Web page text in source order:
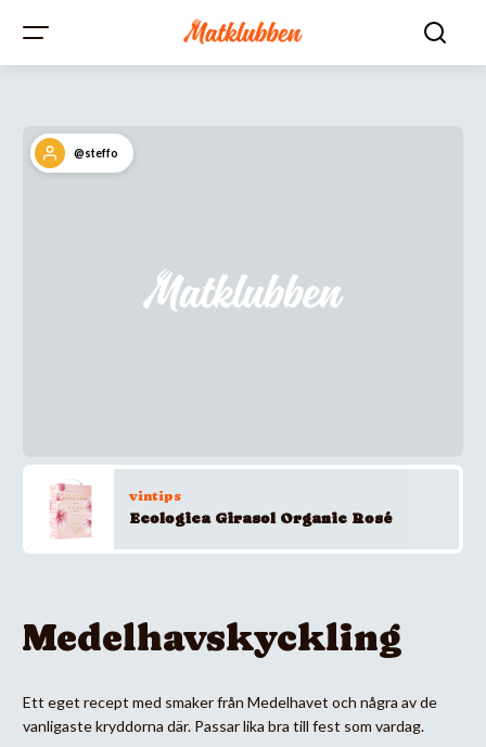
@steffo
vintips
Ecologica Girasol Organic Rosé
Medelhavskyckling
Ett eget recept med smaker från Medelhavet och några av de
vanligaste kryddorna där. Passar lika bra till fest som vardag.